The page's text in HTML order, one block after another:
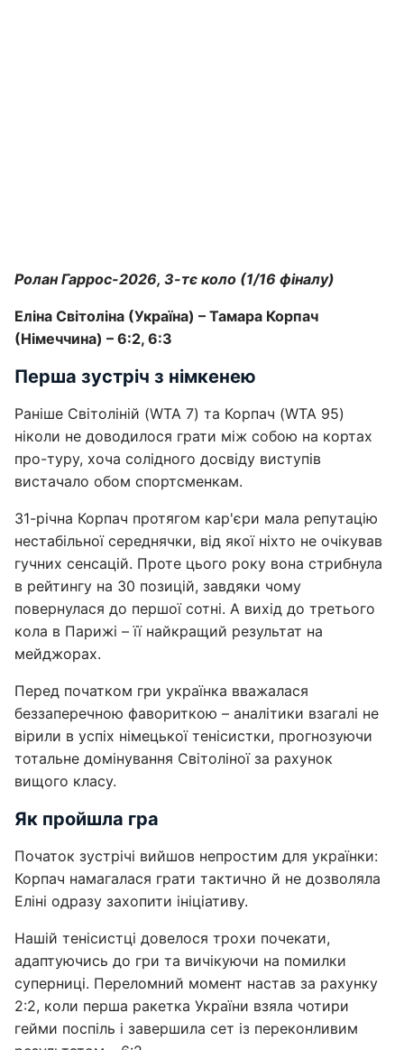
Ролан Гаррос-2026, 3-тє коло (1/16 фіналу)
Еліна Світоліна (Україна) – Тамара Корпач
(Німеччина) – 6:2, 6:3
Перша зустріч з німкенею
Раніше Світоліній (WTA 7) та Корпач (WTA 95)
ніколи не доводилося грати між собою на кортах
про-туру, хоча солідного досвіду виступів
вистачало обом спортсменкам.
31-річна Корпач протягом кар'єри мала репутацію
нестабільної середнячки, від якої ніхто не очікував
гучних сенсацій. Проте цього року вона стрибнула
в рейтингу на 30 позицій, завдяки чому
повернулася до першої сотні. А вихід до третього
кола в Парижі – її найкращий результат на
мейджорах.
Перед початком гри українка вважалася
беззаперечною фавориткою – аналітики взагалі не
вірили в успіх німецької тенісистки, прогнозуючи
тотальне домінування Світоліної за рахунок
вищого класу.
Як пройшла гра
Початок зустрічі вийшов непростим для українки:
Корпач намагалася грати тактично й не дозволяла
Еліні одразу захопити ініціативу.
Нашій тенісистці довелося трохи почекати,
адаптуючись до гри та вичікуючи на помилки
суперниці. Переломний момент настав за рахунку
2:2, коли перша ракетка України взяла чотири
гейми поспіль і завершила сет із переконливим